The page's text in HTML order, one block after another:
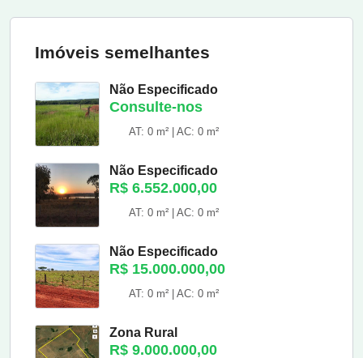
Imóveis semelhantes
Não Especificado
Consulte-nos
AT: 0 m² | AC: 0 m²
Não Especificado
R$ 6.552.000,00
AT: 0 m² | AC: 0 m²
Não Especificado
R$ 15.000.000,00
AT: 0 m² | AC: 0 m²
Zona Rural
R$ 9.000.000,00